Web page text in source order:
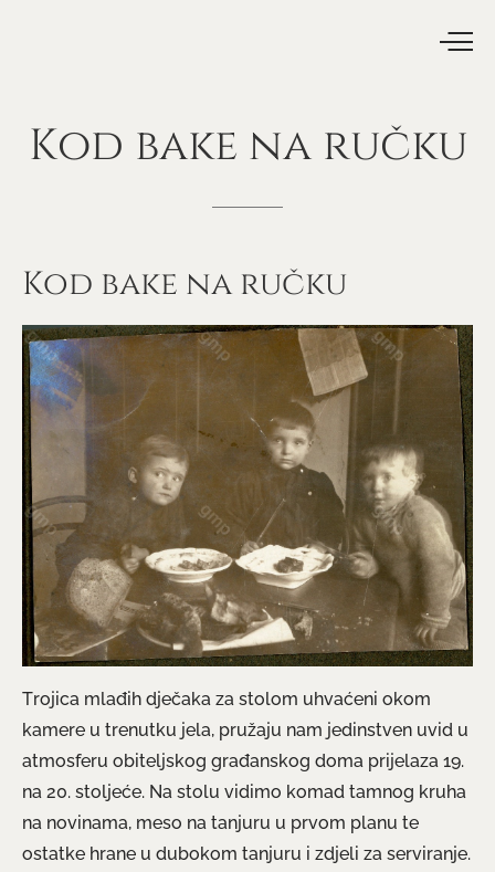
Kod bake na ručku
Kod bake na ručku
Trojica mlađih dječaka za stolom uhvaćeni okom
kamere u trenutku jela, pružaju nam jedinstven uvid u
atmosferu obiteljskog građanskog doma prijelaza 19.
na 20. stoljeće. Na stolu vidimo komad tamnog kruha
na novinama, meso na tanjuru u prvom planu te
ostatke hrane u dubokom tanjuru i zdjeli za serviranje.